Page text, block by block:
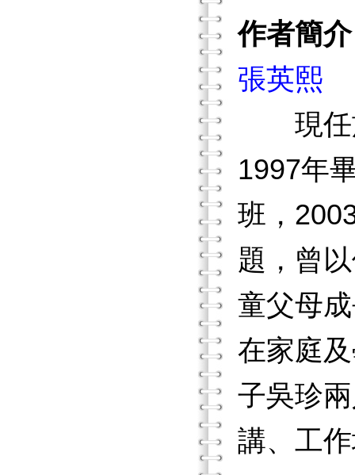
作者簡介
張英熙
現任於
1997年
班，
題，曾
童父母
在家庭
子吳珍
講、工